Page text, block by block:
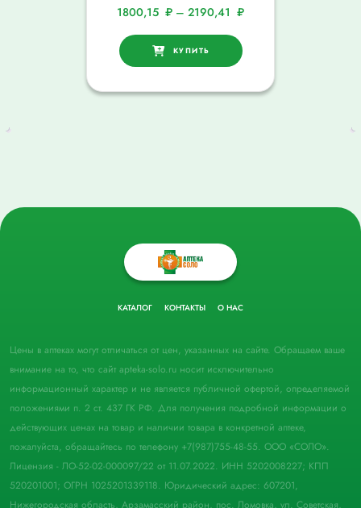
1800,15 ₽ – 2190,41 ₽
КУПИТЬ
КАТАЛОГ КОНТАКТЫ О НАС
Цены в аптеках могут отличаться от цен, указанных на сайте. Обращаем ваше
внимание на то, что сайт apteka-solo.ru носит исключительно
информационный характер и не является публичной офертой, определяемой
положениями п. 2 ст. 437 ГК РФ. Для получения подробной информации о
действующих ценах на товар и наличии товара в конкретной аптеке,
пожалуйста, обращайтесь по телефону +7(987)755-48-55. ООО «СОЛО».
Лицензия - ЛО-52-02-000097/22 от 11.07.2022. ИНН 5202008227; КПП
520201001; ОГРН 1025201339118. Юридический адрес: 607201,
Нижегородская область, Арзамасский район, пос. Ломовка, ул. Советская,